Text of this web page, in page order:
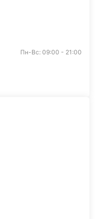
Пн-Вс: 09:00 - 21:00